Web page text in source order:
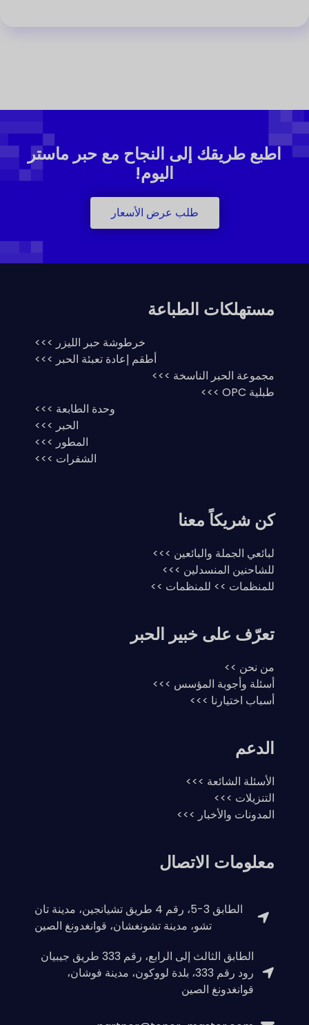
اطبع طريقك إلى النجاح مع حبر ماستر
اليوم!
طلب عرض الأسعار
مستهلكات الطباعة
خرطوشة حبر الليزر >>>
أطقم إعادة تعبئة الحبر >>>
مجموعة الحبر الناسخة >>>
طبلية OPC >>>
وحدة الطابعة >>>
الحبر >>>
المطور >>>
الشفرات >>>
كن شريكاً معنا
لبائعي الجملة والبائعين >>>
للشاحنين المنسدلين >>>
للمنظمات >> للمنظمات >>
تعرّف على خبير الحبر
من نحن >>
أسئلة وأجوبة المؤسس >>>
أسباب اختيارنا >>>
الدعم
الأسئلة الشائعة >>>
التنزيلات >>>
المدونات والأخبار >>>
معلومات الاتصال
الطابق 3-5، رقم 4 طريق تشيانجين، مدينة تان
تشو، مدينة تشونغشان، قوانغدونغ الصين
الطابق الثالث إلى الرابع، رقم 333 طريق جيبيان
رود رقم 333، بلدة لووكون، مدينة فوشان،
قوانغدونغ الصين